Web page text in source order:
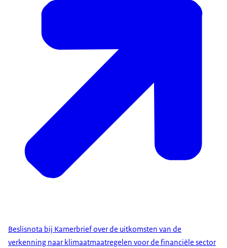
Beslisnota bij Kamerbrief over de uitkomsten van de
verkenning naar klimaatmaatregelen voor de financiële sector